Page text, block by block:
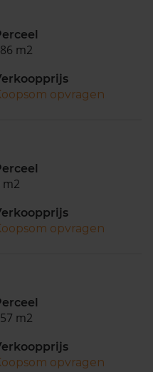
m2
opvragen
m2
opvragen
m2
opvragen